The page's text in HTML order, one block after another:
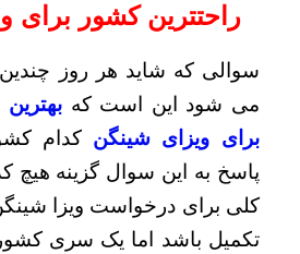
راحتترین کشور برای
سوالی که شاید هر روز چندین
می شود این است که
برای ویزای شینگن کدام
پاسخ به این سوال گزینه هیچ
کلی برای درخواست ویزا
تکمیل باشد اما یک سری کشور